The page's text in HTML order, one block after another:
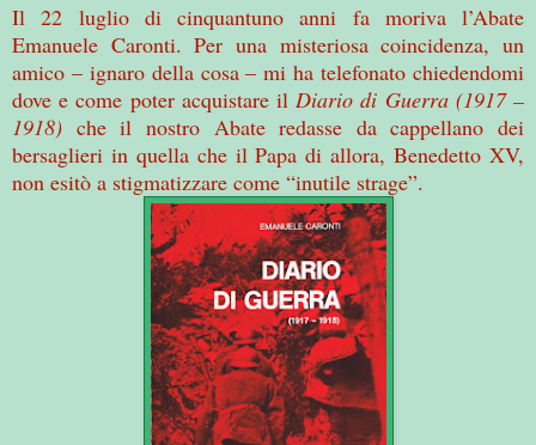
Il 22 luglio di cinquantuno anni fa moriva l’Abate
Emanuele Caronti. Per una misteriosa coincidenza, un
amico – ignaro della cosa – mi ha telefonato chiedendomi
dove e come poter acquistare ilDiario di Guerra (1917 –
1918) che il nostro Abate redasse da cappellano dei
bersaglieri in quella che il Papa di allora, Benedetto XV,
non esitò a stigmatizzare come “inutile strage”.